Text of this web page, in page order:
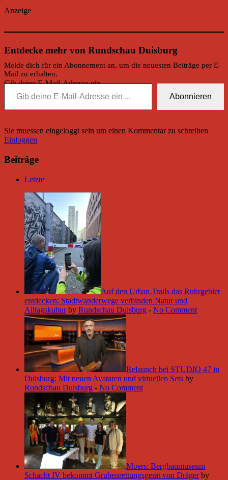
Anzeige
Entdecke mehr von Rundschau Duisburg
Melde dich für ein Abonnement an, um die neuesten Beiträge per E-
Mail zu erhalten.
Gib deine E-Mail-Adresse ein ...
Abonnieren
Sie muessen eingeloggt sein um einen Kommentar zu schreiben
Einloggen
Beiträge
Letzte
Auf den Urban.Trails das Ruhrgebiet
entdecken: Stadtwanderwege verbinden Natur und
Alltagskultur by Rundschau Duisburg - No Comment
Relaunch bei STUDIO 47 in
Duisburg: Mit neuen Avataren und virtuellen Sets by
Rundschau Duisburg - No Comment
Moers: Bergbaumuseum
Schacht IV bekommt Grubenrettungsgerät von Dräger by